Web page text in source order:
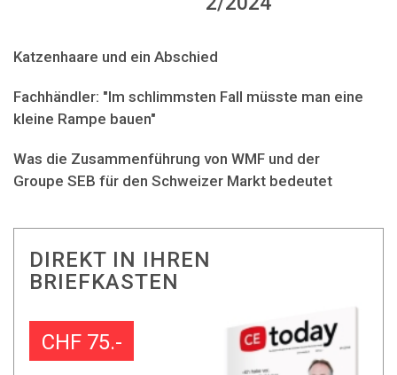
Katzenhaare und ein Abschied
Fachhändler: "Im schlimmsten Fall müsste man eine
kleine Rampe bauen"
Was die Zusammenführung von WMF und der
Groupe SEB für den Schweizer Markt bedeutet
DIREKT IN IHREN
BRIEFKASTEN
CHF 75.-